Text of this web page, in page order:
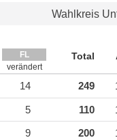
Wahlkreis
FL
verändert
Total
14 249
5 110
9 200